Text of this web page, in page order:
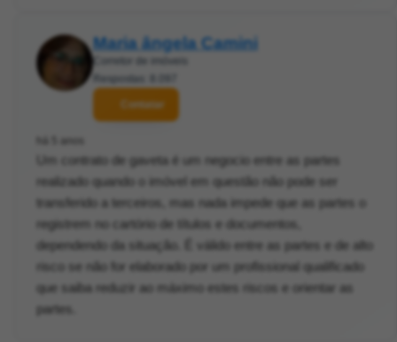
Maria ângela Camini
Corretor de imóveis
Respostas: 8.097
Contatar
há 5 anos
Um contrato de gaveta é um negocio entre as partes
realizado quando o imóvel em questão não pode ser
transferido a terceiros, mas nada impede que as partes o
registrem no cartório de títulos e documentos,
dependendo da situação. É válido entre as partes e de alto
risco se não for elaborado por um profissional qualificado
que saiba reduzir ao máximo estes riscos e orientar as
partes.